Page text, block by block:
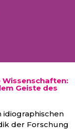
Geiste des
idiographischen
der Forschung